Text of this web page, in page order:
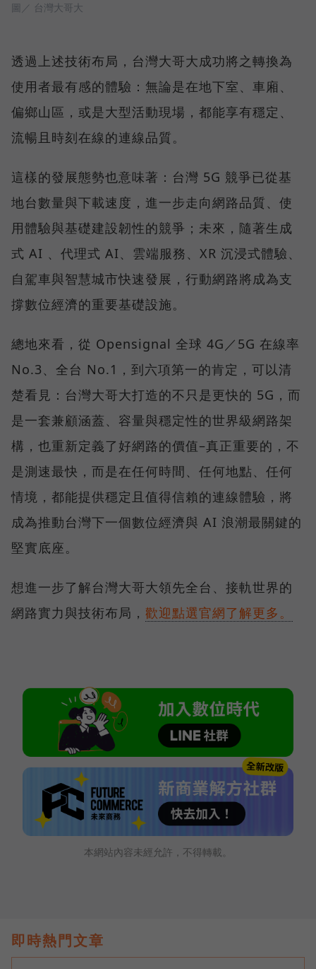
圖／ 台灣大哥大
透過上述技術布局，台灣大哥大成功將之轉換為
使用者最有感的體驗：無論是在地下室、車廂、
偏鄉山區，或是大型活動現場，都能享有穩定、
流暢且時刻在線的連線品質。
這樣的發展態勢也意味著：台灣 5G 競爭已從基
地台數量與下載速度，進一步走向網路品質、使
用體驗與基礎建設韌性的競爭；未來，隨著生成
式 AI 、代理式 AI、雲端服務、XR 沉浸式體驗、
自駕車與智慧城市快速發展，行動網路將成為支
撐數位經濟的重要基礎設施。
總地來看，從 Opensignal 全球 4G／5G 在線率
No.3、全台 No.1，到六項第一的肯定，可以清
楚看見：台灣大哥大打造的不只是更快的 5G，而
是一套兼顧涵蓋、容量與穩定性的世界級網路架
構，也重新定義了好網路的價值–真正重要的，不
是測速最快，而是在任何時間、任何地點、任何
情境，都能提供穩定且值得信賴的連線體驗，將
成為推動台灣下一個數位經濟與 AI 浪潮最關鍵的
堅實底座。
想進一步了解台灣大哥大領先全台、接軌世界的
網路實力與技術布局， 歡迎點選官網了解更多。
本網站內容未經允許，不得轉載。
即時熱門文章